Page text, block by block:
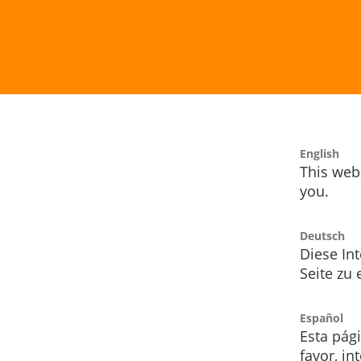
English
This
you.
Deutsch
Diese
Seite zu
Español
Esta
favor,